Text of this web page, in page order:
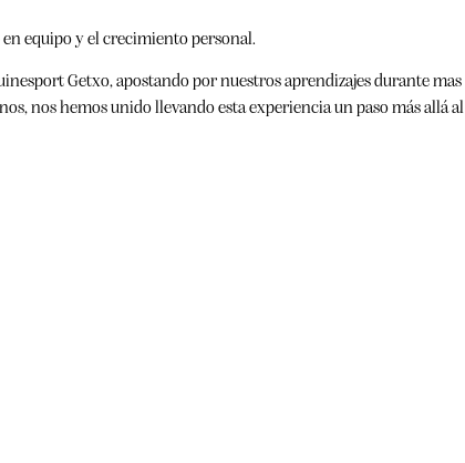
equipo y el crecimiento personal.
Getxo, apostando por nuestros aprendizajes durante mas
nos hemos unido llevando esta experiencia un paso más allá al